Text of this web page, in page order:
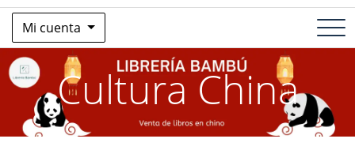
Mi cuenta
Cultura China